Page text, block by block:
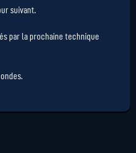
suivant.
par la prochaine technique